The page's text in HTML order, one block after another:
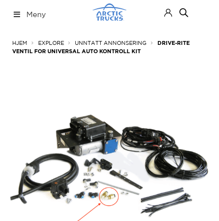
til
til
Meny
HJEM EXPLORE UNNTATT ANNONSERING
DRIVE-RITE
VENTIL FOR UNIVERSAL AUTO KONTROLL KIT